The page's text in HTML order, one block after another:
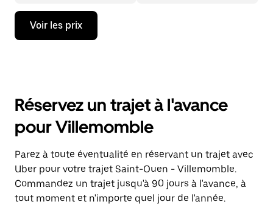
Appuyez
la
ouvrir
calendrier
et
sélectionner
une
date.
Appuyez
sur
la
Voir les prix
Réservez un trajet à l'avance
pour Villemomble
Parez à toute éventualité en réservant un trajet avec
Uber pour votre trajet Saint-Ouen - Villemomble.
Commandez un trajet jusqu'à 90 jours à l'avance, à
tout moment et n'importe quel jour de l'année.